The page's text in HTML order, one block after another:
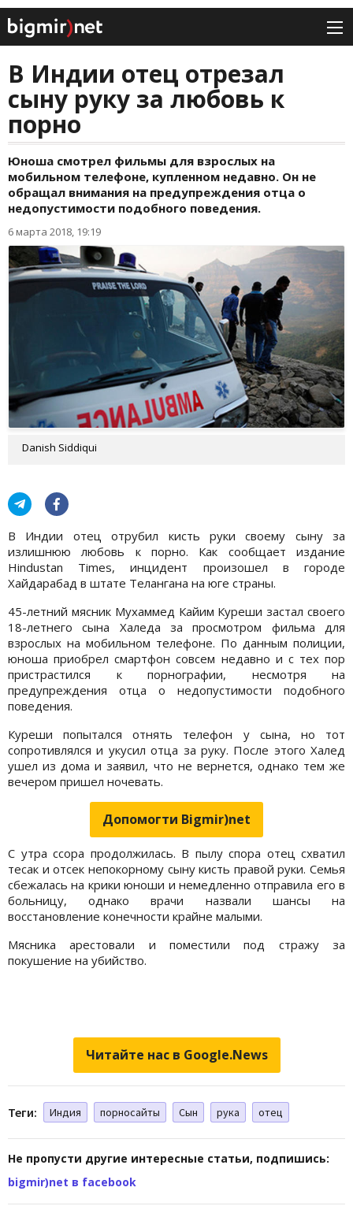
В Индии отец отрезал
сыну руку за любовь к
порно
Юноша смотрел фильмы для взрослых на
мобильном телефоне, купленном недавно. Он не
обращал внимания на предупреждения отца о
недопустимости подобного поведения.
6 марта 2018, 19:19
Danish Siddiqui
В Индии отец отрубил кисть руки своему сыну за
излишнюю любовь к порно. Как сообщает издание
Hindustan Times, инцидент произошел в городе
Хайдарабад в штате Телангана на юге страны.
45-летний мясник Мухаммед Кайим Куреши застал своего
18-летнего сына Халеда за просмотром фильма для
взрослых на мобильном телефоне. По данным полиции,
юноша приобрел смартфон совсем недавно и с тех пор
пристрастился к порнографии, несмотря на
предупреждения отца о недопустимости подобного
поведения.
Куреши попытался отнять телефон у сына, но тот
сопротивлялся и укусил отца за руку. После этого Халед
ушел из дома и заявил, что не вернется, однако тем же
вечером пришел ночевать.
Допомогти Bigmir)net
С утра ссора продолжилась. В пылу спора отец схватил
тесак и отсек непокорному сыну кисть правой руки. Семья
сбежалась на крики юноши и немедленно отправила его в
больницу, однако врачи назвали шансы на
восстановление конечности крайне малыми.
Мясника арестовали и поместили под стражу за
покушение на убийство.
Читайте нас в Google.News
Теги: Индия порносайты Сын рука отец
Не пропусти другие интересные статьи, подпишись:
bigmir)net в facebook